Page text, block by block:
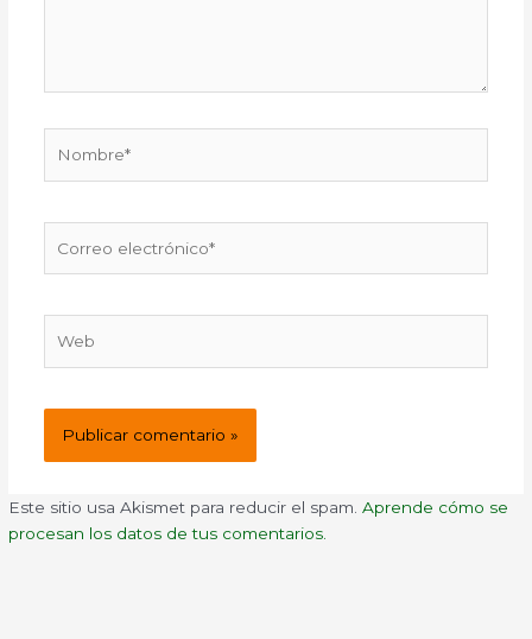
electrónico*
Este sitio usa Akismet para reducir el spam.Aprende cómo se
procesan los datos de tus comentarios.